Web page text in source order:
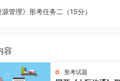
管理》形考任务二（15分）
容
形考试题